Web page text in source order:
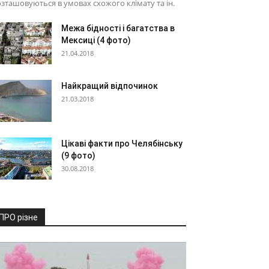
в умовах схожого клімату та ін.
Межа бідності і багатства в
Мексиці (4 фото)
21.04.2018
Найкращий відпочинок
21.03.2018
Цікаві факти про Челябінську
(9 фото)
30.08.2018
різне